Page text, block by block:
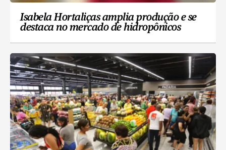
Isabela Hortaliças amplia produção e se
destaca no mercado de hidropônicos